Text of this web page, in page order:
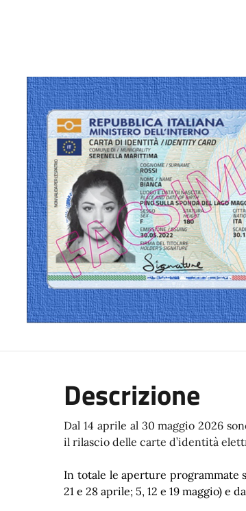
Descrizione
Dal 14 aprile al 30 maggio 2026
il rilascio delle carte d’identità
In totale le aperture programmate
21 e 28 aprile; 5, 12 e 19 maggio) e